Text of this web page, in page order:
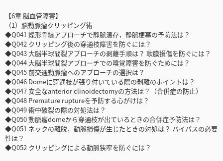
【6章 脳血管障害】
（1）脳動脈瘤クリッピング術
◆Q041 蝶形骨縁アプローチで静脈温存，静脈梗塞の予防法は？
◆Q042 クリッピング後の穿通枝障害を防ぐには？
◆Q043 大脳半球間裂アプローチの剥離手順は？ 軟膜損傷を防ぐには？
◆Q044 大脳半球間裂アプローチでの嗅覚障害を防ぐためには？
◆Q045 前交通動脈瘤へのアプローチの選択は？
◆Q046 Domeに穿通枝が張り付いている際の剥離のポイントは？
◆Q047 安全なanterior clinoidectomyの方法は？（合併症の防止）
◆Q048 Premature ruptureを予防する心がけは？
◆Q049 術中破裂の際の対処法は？
◆Q050 動脈瘤domeから穿通枝が出ているときの合併症予防法は？
◆Q051 ネックの離脱，動脈損傷が生じたときの対処は？ バイパスの必要
性は？
◆Q052 クリッピングによる動脈狭窄を防ぐには？